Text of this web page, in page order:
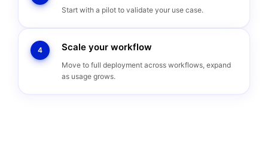
Start with a pilot to validate your use case.
4 Scale your workflow
Move to full deployment across workflows, expand
as usage grows.